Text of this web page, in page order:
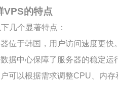
VPS的特点
几个显著特点：
位于韩国，用户访问速度更快。
据中心保障了服务器的稳定运
可以根据需求调整CPU、内存